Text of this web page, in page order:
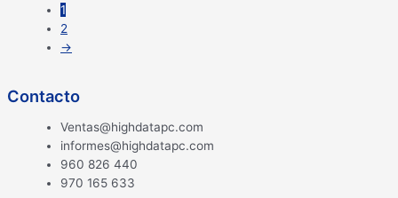
1
2
→
Contacto
Ventas@highdatapc.com
informes@highdatapc.com
960 826 440
970 165 633